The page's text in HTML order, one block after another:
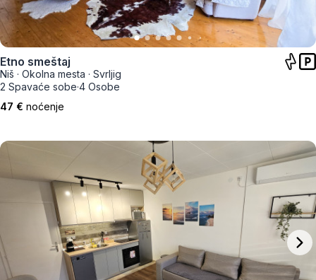
Etno smeštaj
Niš · Okolna mesta · Svrljig
2 Spavaće sobe·4 Osobe
47 € noćenje